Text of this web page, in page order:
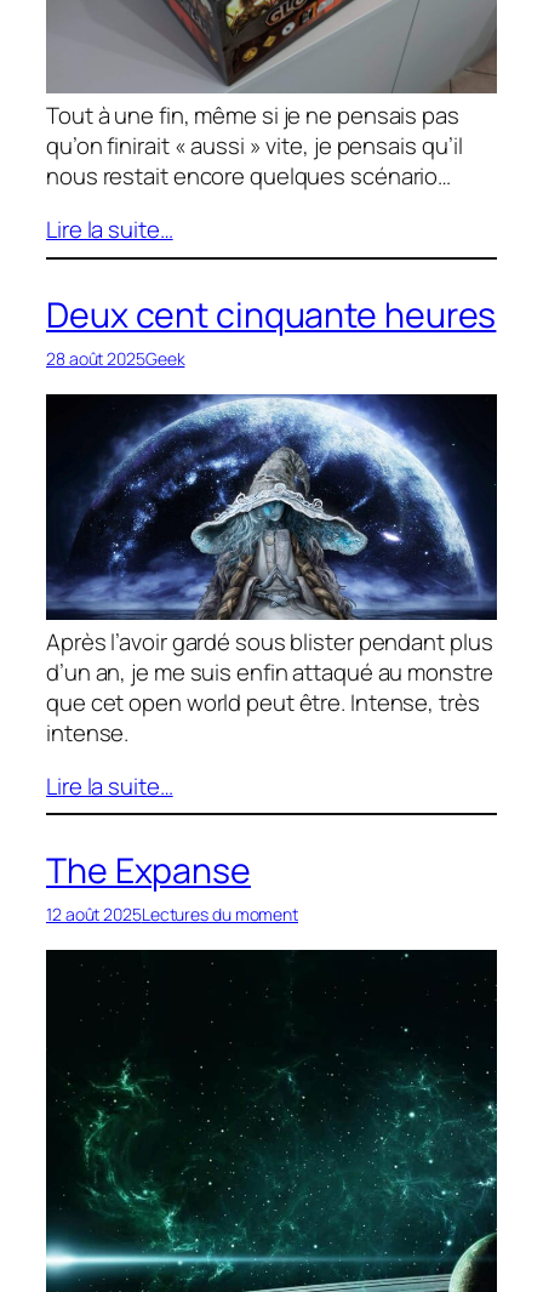
Tout à une fin, même si je ne pensais pas
qu’on finirait « aussi » vite, je pensais qu’il
nous restait encore quelques scénario…
Lire la suite…
Deux cent cinquante heures
28 août 2025Geek
Après l’avoir gardé sous blister pendant plus
d’un an, je me suis enfin attaqué au monstre
que cet open world peut être. Intense, très
intense.
Lire la suite…
The Expanse
12 août 2025Lectures du moment